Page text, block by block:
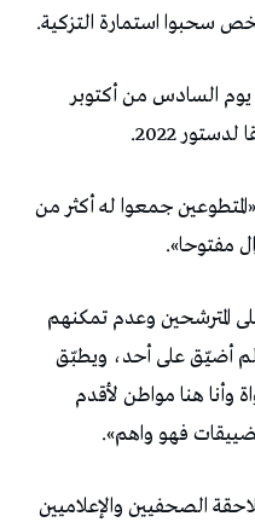
يوم السادس من أكتوبر
2022.
جمعوا له أكثر من
المترشحين وعدم تمكنهم
أضيّق على أحد، ويطبّق
وأنا هنا مواطن لأقدم
فهو واهم».
الصحفيين والإعلاميين